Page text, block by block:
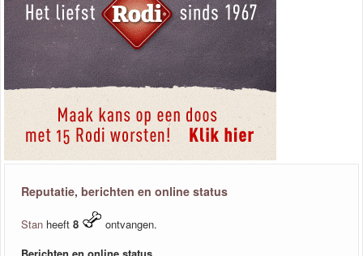
Reputatie, berichten en online status
Stan heeft 8
ontvangen.